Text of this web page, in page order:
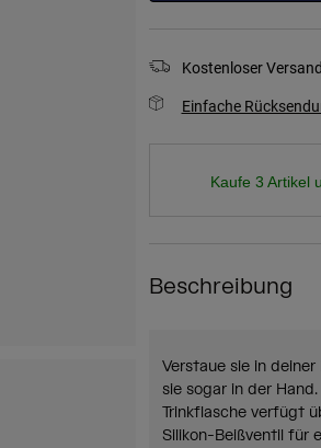
Kostenloser
Einfache
Kaufe 3 Artikel
Beschreibung
Verstaue sie in
sie sogar in der
Trinkflasche verfügt
Silikon-Beißventil für